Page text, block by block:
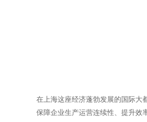
在上海这座经济蓬勃发展的国际大
保障企业生产运营连续性、提升效